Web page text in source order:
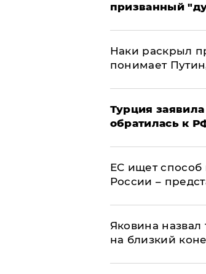
призванный
Наки раскрыл
понимает
Турция
обратилась к
ЕС ищет способ
России –
Яковина
на близкий